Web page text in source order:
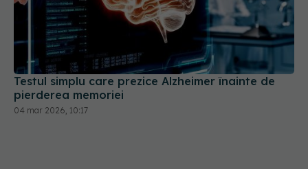
Testul simplu care prezice Alzheimer înainte de
pierderea memoriei
04 mar 2026, 10:17